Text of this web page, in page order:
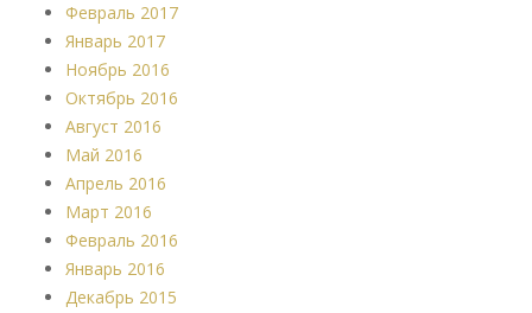
Февраль 2017
Январь 2017
Ноябрь 2016
Октябрь 2016
Август 2016
Май 2016
Апрель 2016
Март 2016
Февраль 2016
Январь 2016
Декабрь 2015